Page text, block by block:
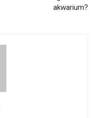
akwarium?